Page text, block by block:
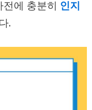
에 충분히 인지
.